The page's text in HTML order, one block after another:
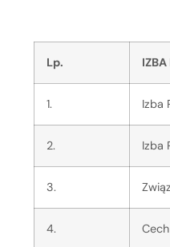
Lp.
1. Izba
2. Izba
3.
4.